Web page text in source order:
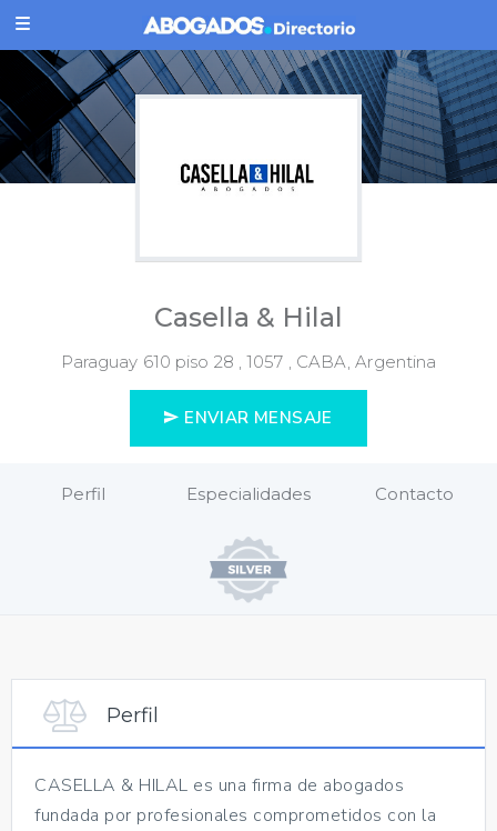
Casella & Hilal
Paraguay 610 piso 28 , 1057 , CABA, Argentina
ENVIAR MENSAJE
Perfil Especialidades Contacto
Perfil
CASELLA & HILAL es una firma de abogados
fundada por profesionales comprometidos con la